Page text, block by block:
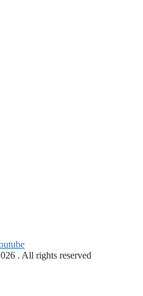
. All rights reserved